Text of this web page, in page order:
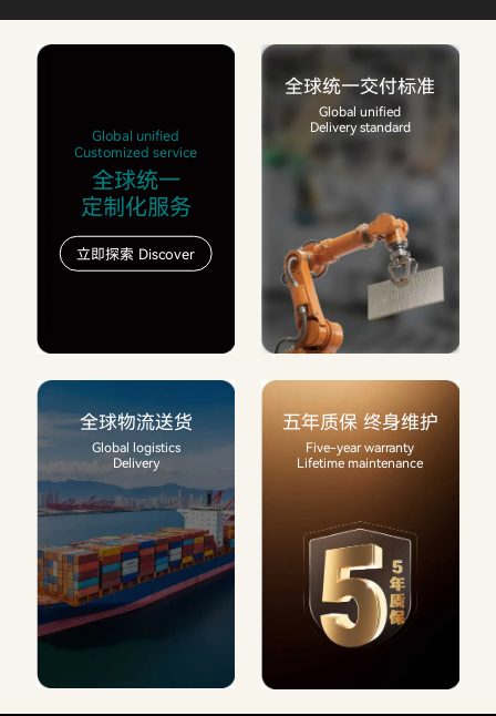
Global unified
Customized service
全球统一
定制化服务
立即探索 Discover
全球统一交付标准
Global unified
Delivery standard
全球物流送货
Global logistics
Delivery
五年质保 终身维护
Five-year warranty
Lifetime maintenance